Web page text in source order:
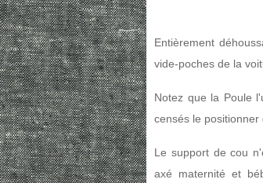
Entièrement
vide-poches de la
Notez que la Poule
censés le positionner
Le support de cou
axé maternité et